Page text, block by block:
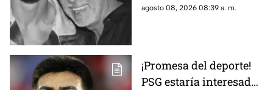
años de edad, te compartimos
agosto 08, 2026 08:39 a. m.
¡Promesa del deporte!
PSG estaría interesado